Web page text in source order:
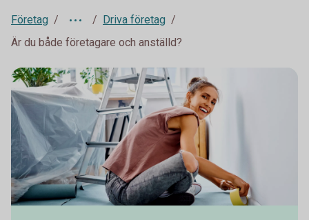
Företag
Driva företag
Är du både företagare och anställd?